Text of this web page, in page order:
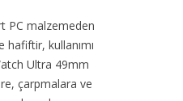
PC malzemeden
hafiftir, kullanımı
Ultra 49mm
çarpmalara ve